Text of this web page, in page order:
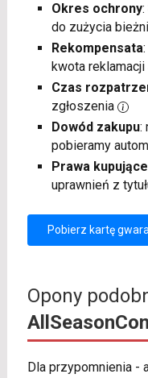
Okres ochrony
do zużycia
Rekompensata
kwota
Czas
zgłoszenia
Dowód zakupu:
pobieramy
Prawa
uprawnień z
Pobierz kartę
Opony
Dla przypomnienia -